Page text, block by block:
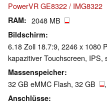
PowerVR GE8322 / IMG8322
RAM 2048 MB
Bildschirm
6.18 Zoll 18.7:9, 2246 x 1080
kapazitiver Touchscreen, IPS,
Massenspeicher
32 GB eMMC Flash, 32 GB
Anschlüsse